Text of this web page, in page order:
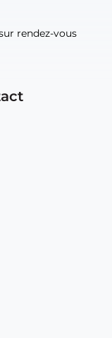
rendez-vous
rendez-vous
61